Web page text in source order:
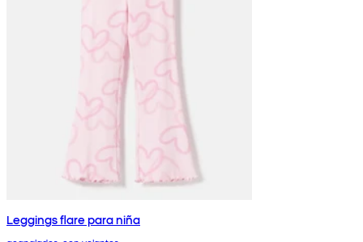
Leggings flare para niña